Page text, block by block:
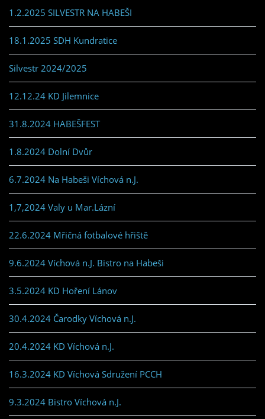
1.2.2025 SILVESTR NA HABEŠI
18.1.2025 SDH Kundratice
Silvestr 2024/2025
12.12.24 KD Jilemnice
31.8.2024 HABEŠFEST
1.8.2024 Dolní Dvůr
6.7.2024 Na Habeši Víchová n.J.
1,7,2024 Valy u Mar.Lázní
22.6.2024 Mřičná fotbalové hřiště
9.6.2024 Víchová n.J. Bistro na Habeši
3.5.2024 KD Hoření Lánov
30.4.2024 Čarodky Víchová n.J.
20.4.2024 KD Víchová n.J.
16.3.2024 KD Víchová Sdružení PCCH
9.3.2024 Bistro Víchová n.J.